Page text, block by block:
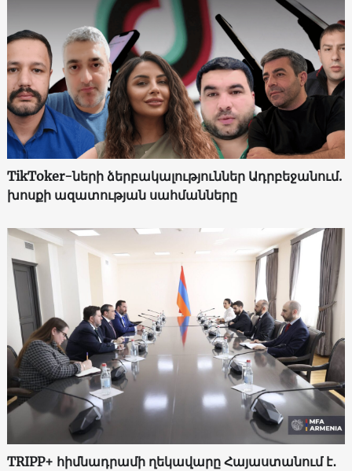
TikToker-ների ձերբակալություններ Ադրբեջանում.
խոսքի ազատության սահմանները
TRIPP+ հիմնադրամի ղեկավարը Հայաստանում է․